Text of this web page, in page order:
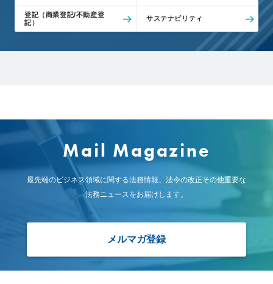
登記（商業登記/不動産登
記）
サステナビリティ
Mail Magazine
最先端のビジネス領域に関する法務情報、 法令の改正その他重要な
法務ニュースをお届けします。
メルマガ登録